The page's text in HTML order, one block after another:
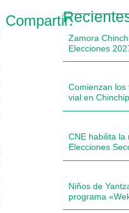
Compartir:
Zamora
Elecciones
Comienzan
vial en
CNE habilita la
Elecciones
Niños de
programa